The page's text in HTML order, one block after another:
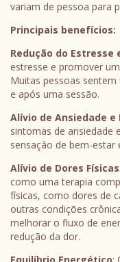
variam de pessoa para
Principais benefícios:
Redução do Estresse
estresse e promover
Muitas pessoas
e após uma sessão.
Alívio de Ansiedade e
sintomas de ansiedade
sensação de bem-estar
Alívio de Dores Físicas
como uma terapia
físicas, como dores de
outras condições
melhorar o fluxo de
redução da dor.